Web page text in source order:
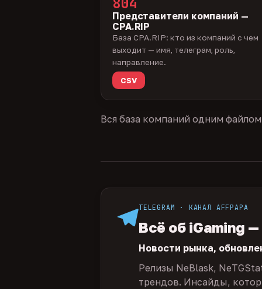
Представители компаний —
CPA.RIP
База CPA.RIP: кто из компаний с чем
выходит — имя, телеграм, роль,
направление.
CSV
Вся база компаний одним
TELEGRAM · КАНАЛ AFFPAPA
Всё об iGaming
Новости рынка,
Релизы NeBlask,
трендов. Инсайды,